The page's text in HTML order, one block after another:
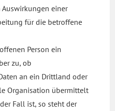
einer
für die betroffene
Person ein
zu, ob
an ein Drittland oder
Organisation übermittelt
Fall ist, so steht der